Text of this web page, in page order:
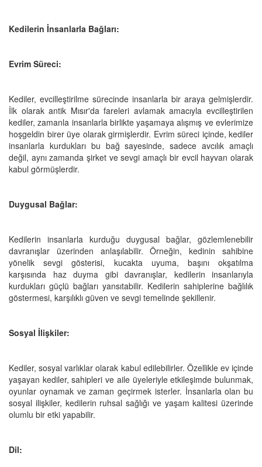
Kedilerin İnsanlarla Bağları:
Evrim Süreci:
Kediler, evcilleştirilme sürecinde insanlarla bir araya gelmişlerdir.
İlk olarak antik Mısır'da fareleri avlamak amacıyla evcilleştirilen
kediler, zamanla insanlarla birlikte yaşamaya alışmış ve evlerimize
hoşgeldin birer üye olarak girmişlerdir. Evrim süreci içinde, kediler
insanlarla kurdukları bu bağ sayesinde, sadece avcılık amaçlı
değil, aynı zamanda şirket ve sevgi amaçlı bir evcil hayvan olarak
kabul görmüşlerdir.
Duygusal Bağlar:
Kedilerin insanlarla kurduğu duygusal bağlar, gözlemlenebilir
davranışlar üzerinden anlaşılabilir. Örneğin, kedinin sahibine
yönelik sevgi gösterisi, kucakta uyuma, başını okşatılma
karşısında haz duyma gibi davranışlar, kedilerin insanlarıyla
kurdukları güçlü bağları yansıtabilir. Kedilerin sahiplerine bağlılık
göstermesi, karşılıklı güven ve sevgi temelinde şekillenir.
Sosyal İlişkiler:
Kediler, sosyal varlıklar olarak kabul edilebilirler. Özellikle ev içinde
yaşayan kediler, sahipleri ve aile üyeleriyle etkileşimde bulunmak,
oyunlar oynamak ve zaman geçirmek isterler. İnsanlarla olan bu
sosyal ilişkiler, kedilerin ruhsal sağlığı ve yaşam kalitesi üzerinde
olumlu bir etki yapabilir.
Dil: